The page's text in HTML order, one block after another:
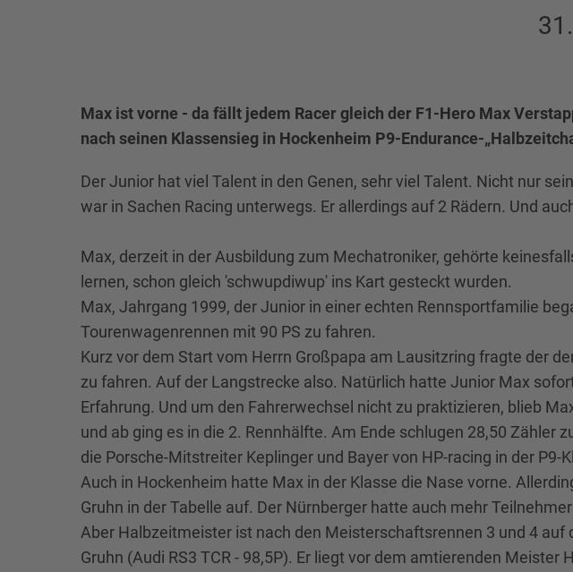
Max ist vorne - da fällt jedem Racer gleich der F1-Hero Max
nach seinen Klassensieg in Hockenheim P9-Endurance-
Der Junior hat viel Talent in den Genen, sehr viel Talent. Nicht nur
war in Sachen Racing unterwegs. Er allerdings auf 2 Rädern. Und
Max, derzeit in der Ausbildung zum Mechatroniker, gehörte
lernen, schon gleich 'schwupdiwup' ins Kart gesteckt wurden.
Max, Jahrgang 1999, der Junior in einer echten Rennsportfamilie
Tourenwagenrennen mit 90 PS zu fahren.
Kurz vor dem Start vom Herrn Großpapa am Lausitzring fragte der
zu fahren. Auf der Langstrecke also. Natürlich hatte Junior Max
Erfahrung. Und um den Fahrerwechsel nicht zu praktizieren, blieb
und ab ging es in die 2. Rennhälfte. Am Ende schlugen 28,50
die Porsche-Mitstreiter Keplinger und Bayer von HP-racing in der P9-
Auch in Hockenheim hatte Max in der Klasse die Nase vorne.
Gruhn in der Tabelle auf. Der Nürnberger hatte auch mehr
Aber Halbzeitmeister ist nach den Meisterschaftsrennen 3 und 4
Gruhn (Audi RS3 TCR - 98,5P). Er liegt vor dem amtierenden